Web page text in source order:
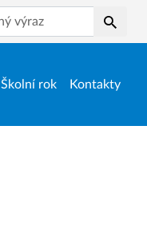
Školní rok Kontakty